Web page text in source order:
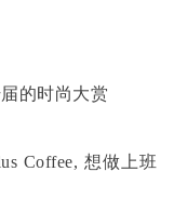
的时尚大赏
Coffee, 想做上班